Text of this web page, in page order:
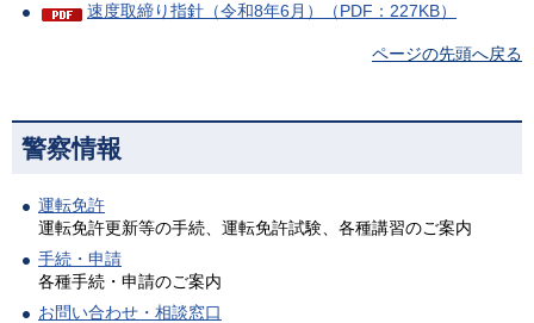
速度取締り指針（令和8年6月）（PDF：227KB）
ページの先頭へ戻る
警察情報
運転免許
運転免許更新等の手続、運転免許試験、各種講習のご案内
手続・申請
各種手続・申請のご案内
お問い合わせ・相談窓口